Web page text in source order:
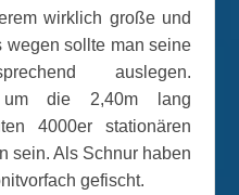
wirklich große und
wegen sollte man seine
auslegen.
um die 2,40m lang
4000er stationären
sein. Als Schnur haben
gefischt.